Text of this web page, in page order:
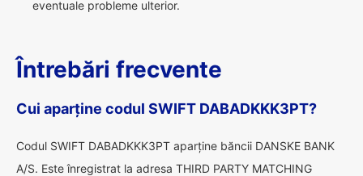
eventuale probleme ulterior.
Întrebări frecvente
Cui aparține codul SWIFT DABADKKK3PT?
Codul SWIFT DABADKKK3PT aparține băncii DANSKE BANK
A/S. Este înregistrat la adresa THIRD PARTY MATCHING